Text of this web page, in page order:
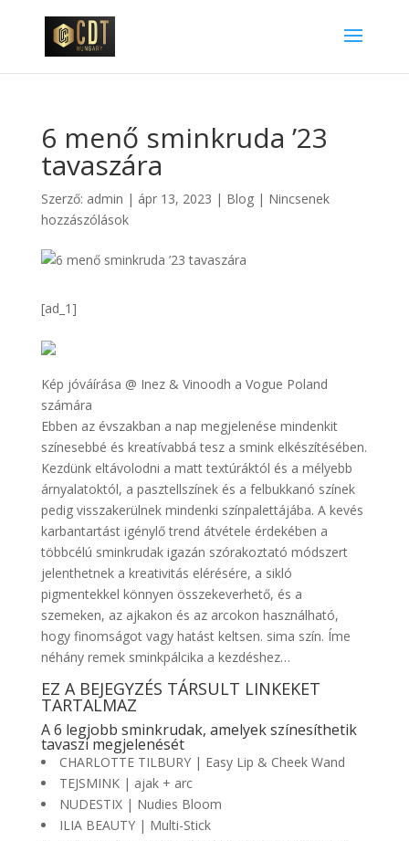
6 menő sminkruda ’23
tavaszára
Szerző: admin | ápr 13, 2023 | Blog| Nincsenek
hozzászólások
[ad_1]
Kép jóváírása @ Inez & Vinoodh a Vogue Poland
számára
Ebben az évszakban a nap megjelenése mindenkit
színesebbé és kreatívabbá tesz a smink elkészítésében.
Kezdünk eltávolodni a matt textúráktól és a mélyebb
árnyalatoktól, a pasztellszínek és a felbukkanó színek
pedig visszakerülnek mindenki színpalettájába. A kevés
karbantartást igénylő trend átvétele érdekében a
többcélú sminkrudak igazán szórakoztató módszert
jelenthetnek a kreativitás elérésére, a sikló
pigmentekkel könnyen összekeverhető, és a
szemeken, az ajkakon és az arcokon használható,
hogy finomságot vagy hatást keltsen. sima szín. Íme
néhány remek sminkpálcika a kezdéshez…
EZ A BEJEGYZÉS TÁRSULT LINKEKET
TARTALMAZ
A 6 legjobb sminkrudak, amelyek színesíthetik
tavaszi megjelenését
CHARLOTTE TILBURY | Easy Lip & Cheek Wand
TEJSMINK | ajak + arc
NUDESTIX | Nudies Bloom
ILIA BEAUTY | Multi-Stick